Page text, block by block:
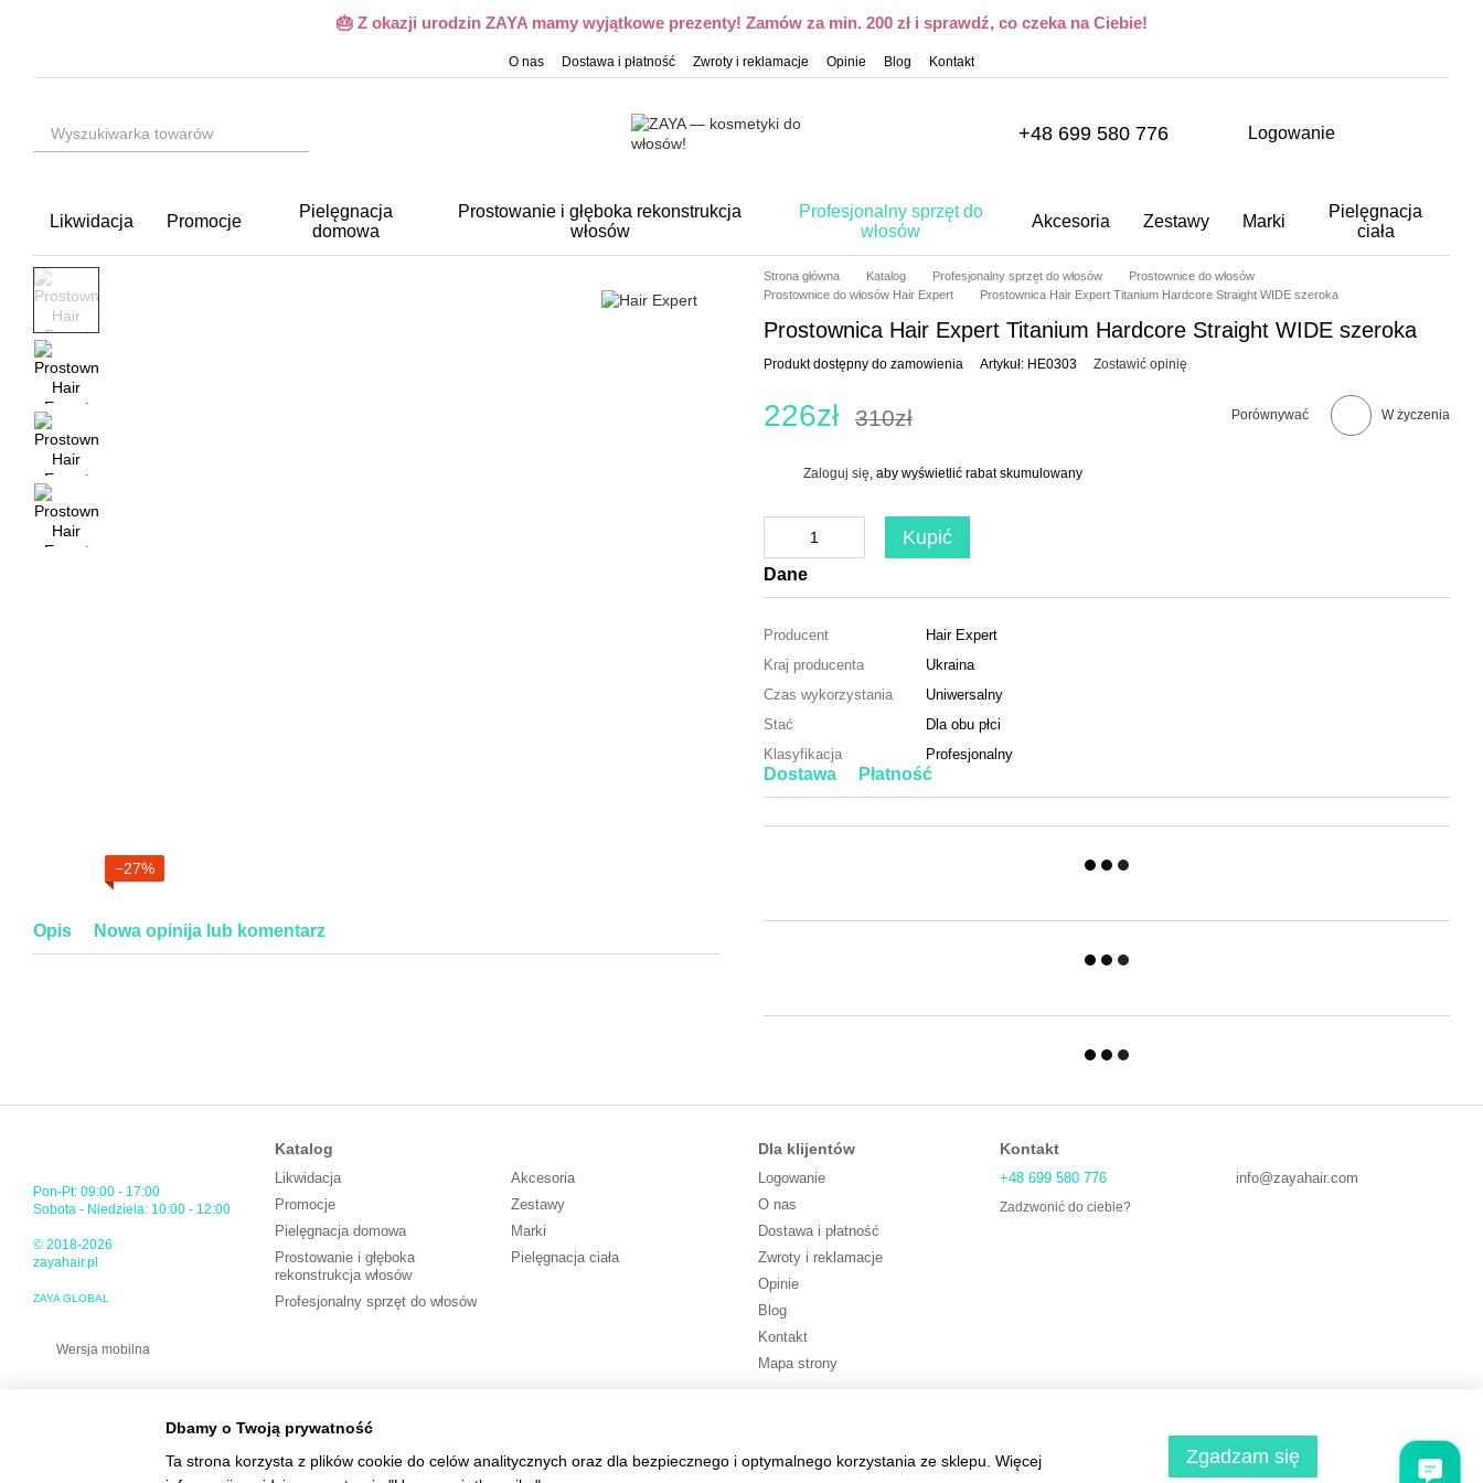
🎂 Z okazji urodzin ZAYA mamy wyjątkowe prezenty! Zamów za min. 200 zł i sprawdź, co czeka na Ciebie!
O nas Dostawa i płatność Zwroty i reklamacje Opinie Blog Kontakt
+48 699 580 776 Logowanie
Likwidacja Promocje
Pielęgnacja
domowa
Prostowanie i głęboka rekonstrukcja
włosów
Profesjonalny sprzęt do
włosów
Akcesoria Zestawy Marki
Pielęgnacja
ciała
−27%
Opis Nowa opinija lub komentarz
Strona główna Katalog Profesjonalny sprzęt do włosów
Prostownice do włosów
Prostownice do włosów Hair Expert
Prostownica Hair Expert Titanium Hardcore Straight WIDE szeroka
Prostownica Hair Expert Titanium Hardcore Straight WIDE szeroka
Produkt dostępny do zamowienia Artykuł: HE0303 Zostawić opinię
226zł 310zł Porównywać W życzenia
Zaloguj się , aby wyświetlić rabat skumulowany
Kupić
Dane
Producent
Hair Expert
Kraj producenta
Ukraina
Czas wykorzystania
Uniwersalny
Stać
Dla obu płci
Klasyfikacja
Profesjonalny
Dostawa Płatność
Pon-Pt: 09:00 - 17:00
Sobota - Niedziela: 10:00 - 12:00
© 2018-2026
zayahair.pl
ZAYA GLOBAL
Wersja mobilna
Katalog
Likwidacja
Promocje
Pielęgnacja domowa
Prostowanie i głęboka
rekonstrukcja włosów
Profesjonalny sprzęt do włosów
Akcesoria
Zestawy
Marki
Pielęgnacja ciała
Dla klijentów
Logowanie
O nas
Dostawa i płatność
Zwroty i reklamacje
Opinie
Blog
Kontakt
Mapa strony
Kontakt
+48 699 580 776
Zadzwonić do ciebie?
info@zayahair.com
Dbamy o Twoją prywatność
Ta strona korzysta z plików cookie do celów analitycznych oraz dla bezpiecznego i optymalnego korzystania ze sklepu. Więcej
Zgadzam się